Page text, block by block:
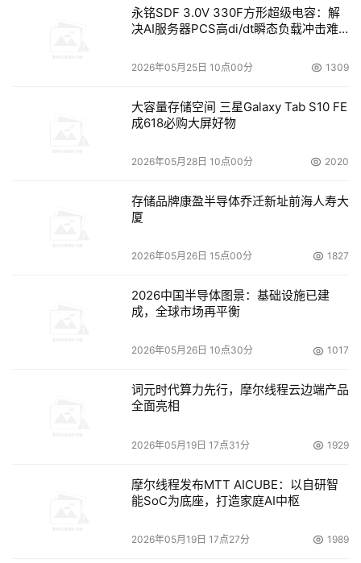
然需要时间，而固态盘上数据可能在这段时间内变得无效或
加密还使得固态盘上文件擦除起来容易多了。iFixIt公
多个文件拷贝，不过加密软件有助于擦除保护起来的文件。
Wiens说：“每次你写入数据，数据可能写入到磁盘上
了什么地方。”用户可能会删除某一文件，但副本可能会原
封不动地留在另一个扇区。
固态盘具有的损耗均衡（wear-levelling）特性基于这
入数据，防止有些单元比另一些单元损耗得更快。Wiens表
件会监控损耗均衡过程，以跟踪残留文件；然后使用安全删
除命令，就可以删除这些残留文件。安全删除是用于安全删
辑块地址（LBA）以上的部分，我认为这在固态盘上不是很
或者诸如此类的东西，因为软件对此并不知道。”逻辑块寻
永铭SDF 3.0V 330F方形超级电容：解
决AI服务器PCS高di/dt瞬态负载冲击难
2026年05月25日 10点00分 1309
大容量存储空间 三星Galaxy Tab S10 FE
成618必购大屏好物
2026年05月28日 10点00分 2020
存储品牌康盈半导体乔迁新址前海人寿大
厦
2026年05月26日 15点00分 1827
2026中国半导体图景：基础设施已建
成，全球市场再平衡
2026年05月26日 10点30分 1017
词元时代算力先行，摩尔线程云边端产品
全面亮相
2026年05月19日 17点31分 1929
摩尔线程发布MTT AICUBE：以自研智
能SoC为底座，打造家庭AI中枢
2026年05月19日 17点27分 1989